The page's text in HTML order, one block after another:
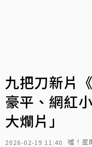
九把刀新片
豪平、網紅
大爛片」
2026-02-19 11:40 噓！星